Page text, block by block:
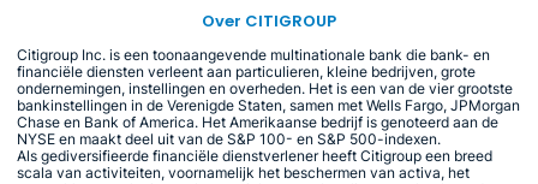
Over CITIGROUP
Citigroup Inc. is een toonaangevende multinationale bank die bank- en
financiële diensten verleent aan particulieren, kleine bedrijven, grote
ondernemingen, instellingen en overheden. Het is een van de vier grootste
bankinstellingen in de Verenigde Staten, samen met Wells Fargo, JPMorgan
Chase en Bank of America. Het Amerikaanse bedrijf is genoteerd aan de
NYSE en maakt deel uit van de S&P 100- en S&P 500-indexen.
Als gediversifieerde financiële dienstverlener heeft Citigroup een breed
scala van activiteiten, voornamelijk het beschermen van activa, het